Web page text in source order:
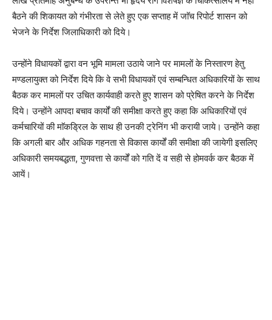
बैठने की शिकायत को गंभीरता से लेते हुए एक सप्ताह में जाॅच रिपोर्ट शासन को
भेजने के निर्देश जिलाधिकारी को दिये।
उन्होंने विधायकों द्वारा वन भूमि मामला उठाये जाने पर मामलों के निस्तारण हेतु
मण्डलायुक्त को निर्देश दिये कि वे सभी विधायकों एवं सम्बन्धित अधिकारियों के साथ
बैठक कर मामलों पर उचित कार्यवाही करते हुए शासन को प्रेषित करने के निर्देश
दिये। उन्होंने आपदा बचाव कार्यों की समीक्षा करते हुए कहा कि अधिकारियों एवं
कर्मचारियों की माॅकड्रिल के साथ ही उनकी ट्रेनिंग भी करायी जाये। उन्होंने कहा
कि अगली बार और अधिक गहनता से विकास कार्यों की समीक्षा की जायेगी इसलिए
अधिकारी समयबद्धता, गुणवत्ता से कार्यों को गति दें व सही से होमवर्क कर बैठक में
आयें।